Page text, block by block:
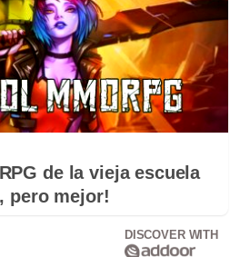
de la vieja escuela
pero mejor!
DISCOVER WITH